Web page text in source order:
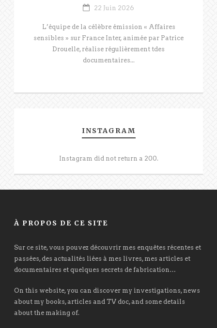
22 Juin 2026
L’équipe de la célèbre émission « Affaires
sensibles » sur France Inter, animée par Patrice
Drouelle, réalise régulièrement tdes
documentaires...
INSTAGRAM
Instagram did not return a 200.
À PROPOS DE CE SITE
Sur ce site, vous pouvez découvrir mes enquêtes récentes et
passées, des actualités liées à mes livres, mes articles et
documentaires et quelques secrets de fabrication…
On this website, you can discover my investigations, news
about my books, articles and TV doc, and some details
about the making of.